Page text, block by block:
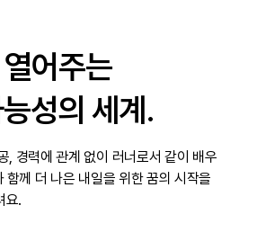
어주는
성의 세계.
, 경력에 관계 없이 러너로서 같이 배우
께 더 나은 내일을 위한 꿈의 시작을
요.